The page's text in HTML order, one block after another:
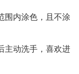
围内涂色，且不涂
主动洗手，喜欢进